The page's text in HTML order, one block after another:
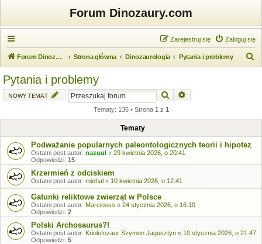
Forum Dinozaury.com
Zaloguj się
Zarejestruj się
Forum Dinozaury.com Strona główna Dinozaurologia Pytania i problemy
Pytania i problemy
NOWY TEMAT Szukaj
Tematy: 136 • Strona 1 z 1
Tematy
Podważanie popularnych paleontologicznych teorii i hipotez
Ostatni post autor: nazuul « 29 kwietnia 2026, o 20:41
Odpowiedzi: 15
Krzermień z odciskiem
Ostatni post autor: michal « 10 kwietnia 2026, o 12:41
Gatunki reliktowe zwierząt w Polsce
Ostatni post autor: Marciosss « 24 stycznia 2026, o 16:10
Odpowiedzi: 2
Polski Archosaurus?!
Ostatni post autor: Kriolofozaur Szymon Jagusztyn « 10 stycznia 2026, o 21:47
Odpowiedzi: 5